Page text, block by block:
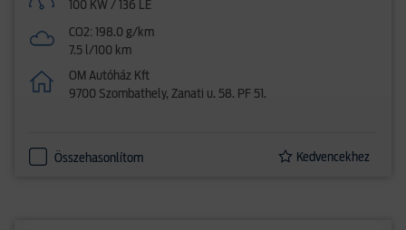
100 KW / 136 LE
CO2: 198.0 g/km
7.5 l/100 km
OM Autóház Kft
9700 Szombathely, Zanati u. 58. PF 51.
Összehasonlítom Kedvencekhez